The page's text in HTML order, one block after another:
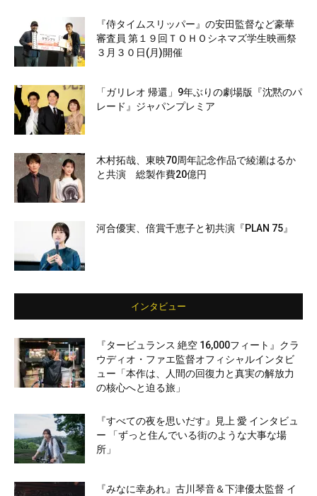
『侍タイムスリッパー』の安田監督など豪華
審査員 第１９回ＴＯＨＯシネマズ学生映画祭
３月３０日(月)開催
「ガリレオ 帰還」9年ぶりの劇場版『沈黙のパ
レード』ジャパンプレミア
木村拓哉、東映70周年記念作品で綾瀬はるか
と共演 総製作費20億円
河合優実、倍賞千恵子と初共演『PLAN 75』
インタビュー
『タービュランス 絶空 16,000フィート』クラ
ウディオ・ファエ監督オフィシャルインタビ
ュー「本作は、人間の回復力と真実の解放力
の核心へと迫る旅」
『すべての夜を思いだす』見上 愛 インタビュ
ー 「ずっと住んでいる街のような大事な場
所」
『みなに幸あれ』古川琴音＆下津優太監督 イ